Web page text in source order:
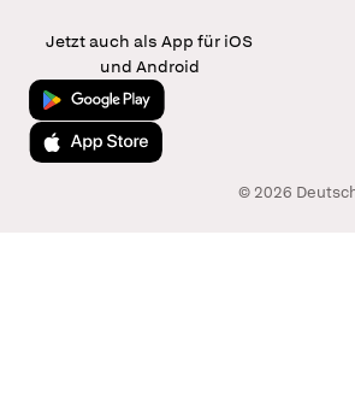
Jetzt auch als App für iOS
und Android
Jetzt bei Google Play
Laden im App Store
© 2026